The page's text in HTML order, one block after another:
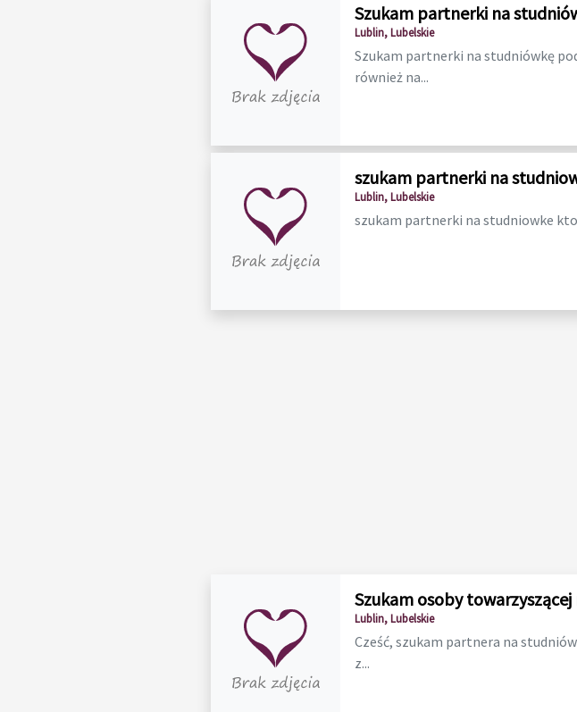
Szukam partnerki na
Lublin, Lubelskie
Szukam partnerki na studniówkę
również na...
szukam partnerki na
Lublin, Lubelskie
szukam partnerki na studniowke
Szukam osoby
Lublin, Lubelskie
Cześć, szukam partnera na
z...